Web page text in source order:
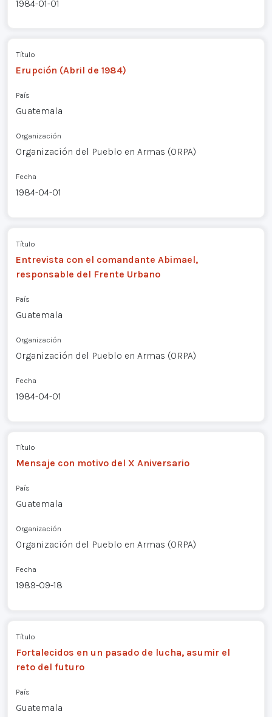
1984-01-01
Título
Erupción (Abril de 1984)
País
Guatemala
Organización
Organización del Pueblo en Armas (ORPA)
Fecha
1984-04-01
Título
Entrevista con el comandante Abimael,
responsable del Frente Urbano
País
Guatemala
Organización
Organización del Pueblo en Armas (ORPA)
Fecha
1984-04-01
Título
Mensaje con motivo del X Aniversario
País
Guatemala
Organización
Organización del Pueblo en Armas (ORPA)
Fecha
1989-09-18
Título
Fortalecidos en un pasado de lucha, asumir el
reto del futuro
País
Guatemala